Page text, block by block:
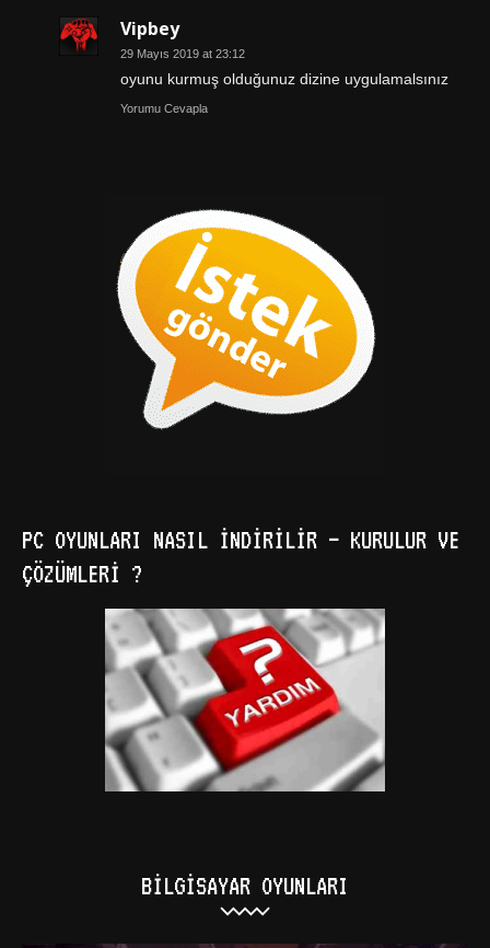
Vipbey
29 Mayıs 2019 at 23:12
oyunu kurmuş olduğunuz dizine uygulamalsınız
Yorumu Cevapla
PC OYUNLARI NASIL İNDIRILIR – KURULUR VE
ÇÖZÜMLERI ?
BILGISAYAR OYUNLARI